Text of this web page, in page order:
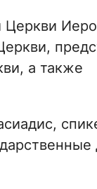
Церкви
а также